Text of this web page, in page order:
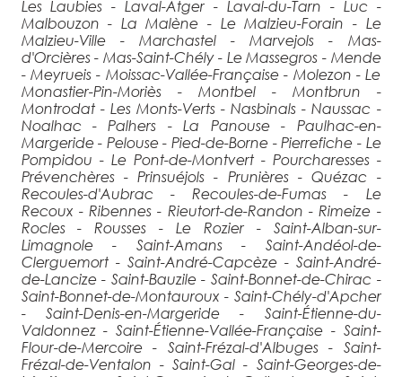
Les Laubies - Laval-Atger - Laval-du-Tarn - Luc -
Malbouzon - La Malène - Le Malzieu-Forain - Le
Malzieu-Ville - Marchastel - Marvejols - Mas-
d'Orcières - Mas-Saint-Chély - Le Massegros - Mende
- Meyrueis - Moissac-Vallée-Française - Molezon - Le
Monastier-Pin-Moriès - Montbel - Montbrun -
Montrodat - Les Monts-Verts - Nasbinals - Naussac -
Noalhac - Palhers - La Panouse - Paulhac-en-
Margeride - Pelouse - Pied-de-Borne - Pierrefiche - Le
Pompidou - Le Pont-de-Montvert - Pourcharesses -
Prévenchères - Prinsuéjols - Prunières - Quézac -
Recoules-d'Aubrac - Recoules-de-Fumas - Le
Recoux - Ribennes - Rieutort-de-Randon - Rimeize -
Rocles - Rousses - Le Rozier - Saint-Alban-sur-
Limagnole - Saint-Amans - Saint-Andéol-de-
Clerguemort - Saint-André-Capcèze - Saint-André-
de-Lancize - Saint-Bauzile - Saint-Bonnet-de-Chirac -
Saint-Bonnet-de-Montauroux - Saint-Chély-d'Apcher
- Saint-Denis-en-Margeride - Saint-Étienne-du-
Valdonnez - Saint-Étienne-Vallée-Française - Saint-
Flour-de-Mercoire - Saint-Frézal-d'Albuges - Saint-
Frézal-de-Ventalon - Saint-Gal - Saint-Georges-de-